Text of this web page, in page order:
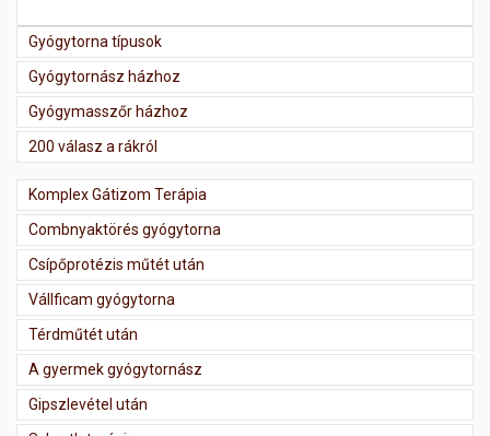
Gyógytorna típusok
Gyógytornász házhoz
Gyógymasszőr házhoz
200 válasz a rákról
Komplex Gátizom Terápia
Combnyaktörés gyógytorna
Csípőprotézis műtét után
Vállficam gyógytorna
Térdműtét után
A gyermek gyógytornász
Gipszlevétel után